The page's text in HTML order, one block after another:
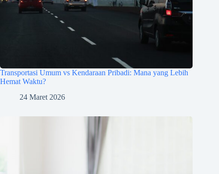
Transportasi Umum vs Kendaraan Pribadi: Mana yang Lebih
Hemat Waktu?
24 Maret 2026